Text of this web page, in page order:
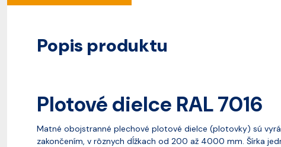
Popis produktu
Plotové dielce RAL 7016
Matné obojstranné plechové plotové dielce (plotovky) sú
zakončením, v rôznych dĺžkach od 200 až 4000 mm. Šírka